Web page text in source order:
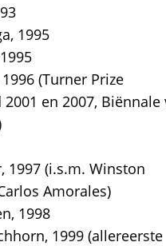
1995
(Turner Prize
en 2007, Biënnale
1997 (i.s.m. Winston
Amorales)
1998
1999 (allereerste